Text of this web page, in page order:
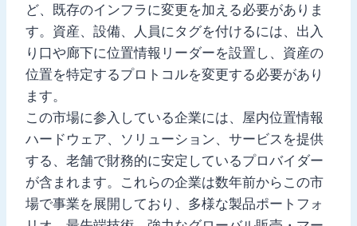
ど、既存のインフラに変更を加える必要がありま
す。資産、設備、人員にタグを付けるには、出入
り口や廊下に位置情報リーダーを設置し、資産の
位置を特定するプロトコルを変更する必要があり
ます。
この市場に参入している企業には、屋内位置情報
ハードウェア、ソリューション、サービスを提供
する、老舗で財務的に安定しているプロバイダー
が含まれます。これらの企業は数年前からこの市
場で事業を展開しており、多様な製品ポートフォ